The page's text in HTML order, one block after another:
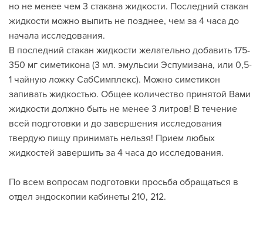
но не менее чем 3 стакана жидкости. Последний стакан
жидкости можно выпить не позднее, чем за 4 часа до
начала исследования.
В последний стакан жидкости желательно добавить 175-
350 мг симетикона (3 мл. эмульсии Эспумизана, или 0,5-
1 чайную ложку СабСимплекс). Можно симетикон
запивать жидкостью. Общее количество принятой Вами
жидкости должно быть не менее 3 литров! В течение
всей подготовки и до завершения исследования
твердую пищу принимать нельзя! Прием любых
жидкостей завершить за 4 часа до исследования.
По всем вопросам подготовки просьба обращаться в
отдел эндоскопии кабинеты 210, 212.